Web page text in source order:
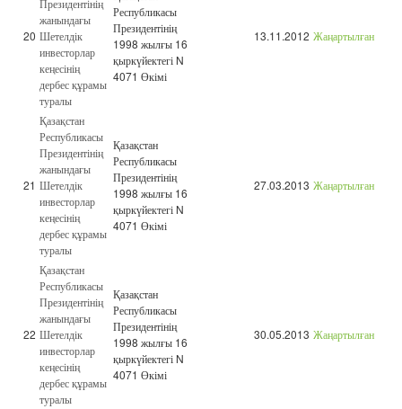
20
жанындағы
Шетелдік
инвесторлар
кеңесінің
дербес құрамы
туралы
Республикасы
Президентінің
1998 жылғы 16
қыркүйектегі N
4071 Өкімі
13.11.2012 Жаңартылған
21
Қазақстан
Республикасы
Президентінің
жанындағы
Шетелдік
инвесторлар
кеңесінің
дербес құрамы
туралы
Қазақстан
Республикасы
Президентінің
1998 жылғы 16
қыркүйектегі N
4071 Өкімі
27.03.2013 Жаңартылған
22
Қазақстан
Республикасы
Президентінің
жанындағы
Шетелдік
инвесторлар
кеңесінің
дербес құрамы
туралы
Қазақстан
Республикасы
Президентінің
1998 жылғы 16
қыркүйектегі N
4071 Өкімі
30.05.2013 Жаңартылған